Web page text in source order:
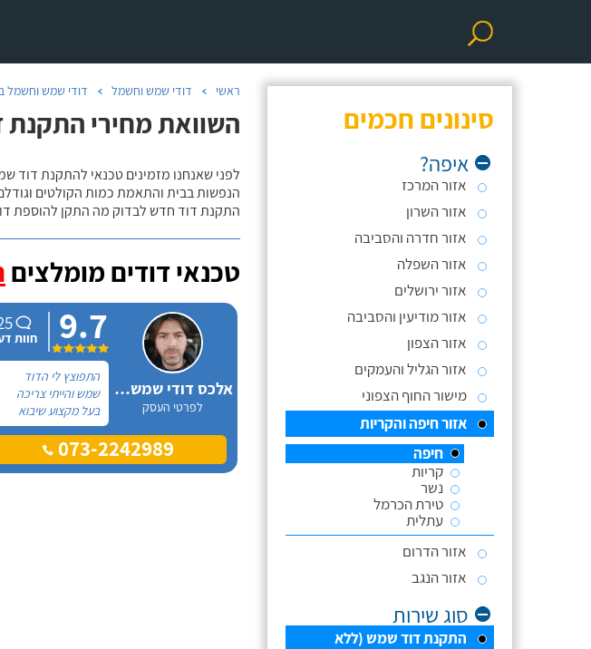
סינונים חכמים
איפה?
אזור המרכז
אזור השרון
אזור חדרה והסביבה
אזור השפלה
אזור ירושלים
אזור מודיעין והסביבה
אזור הצפון
אזור הגליל והעמקים
מישור החוף הצפוני
אזור חיפה והקריות
חיפה
קריות
נשר
טירת הכרמל
עתלית
אזור הדרום
אזור הנגב
סוג שירות
התקנת דוד שמש (ללא
ראשי דודי שמש וחשמל דודי שמש וחשמל
השוואת מחירי
לפני שאנחנו מזמינים טכנאי להתקנת
הנפשות בבית והתאמת כמות הקולטים
התקנת דוד חדש לבדוק מה התקן להוספת
טכנאי דודים מומלצים
אלכס דודי שמש וחשמל
לפרטי העסק
9.7 חוות
התפוצץ לי הדוד
שמש והייתי צריכה
בעל מקצוע שיבוא
לתקן, כתבתי בגוגל
טכנאי דודים ואז
הגעתי לקבוצה של073-2242989